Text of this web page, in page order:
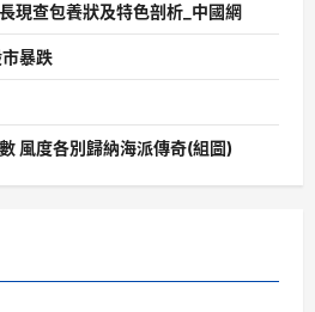
現查包養狀及特色剖析_中國網
暴跌
風度各別歸納海派傳奇(組圖)